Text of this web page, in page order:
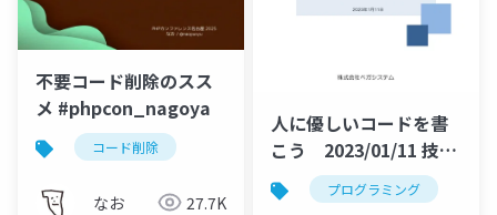
不要コード削除のスス
メ #phpcon_nagoya
コード削除
なお 27.7K
人に優しいコードを書
こう 2023/01/11 技術
勉強会資料プログラミング